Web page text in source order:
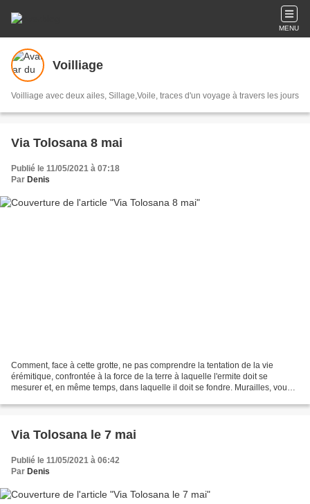
MENU
Voilliage
Voilliage avec deux ailes, Sillage,Voile, traces d'un voyage à travers les jours
Via Tolosana 8 mai
Publié le 11/05/2021 à 07:18
Par Denis
Comment, face à cette grotte, ne pas comprendre la tentation de la vie
érémitique, confrontée à la force de la terre à laquelle l'ermite doit se
mesurer et, en même temps, dans laquelle il doit se fondre. Murailles, vous
Via Tolosana le 7 mai
Publié le 11/05/2021 à 06:42
Par Denis